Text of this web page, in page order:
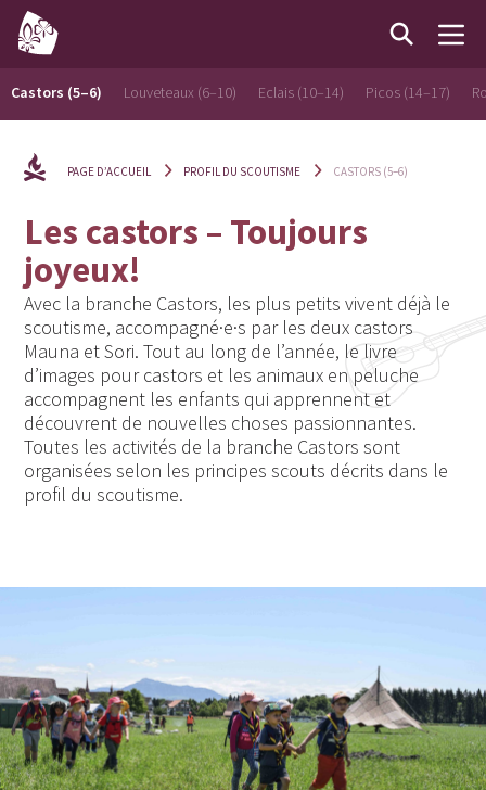
Castors (5–6) Louveteaux (6–10) Eclais (10–14) Picos (14–17)
PAGE D’ACCUEIL PROFIL DU SCOUTISME CASTORS (5–6)
Les castors – Toujours
joyeux!
Avec la branche Castors, les plus petits vivent déjà le
scoutisme, accompagné·e·s par les deux castors
Mauna et Sori. Tout au long de l’année, le livre
d’images pour castors et les animaux en peluche
accompagnent les enfants qui apprennent et
découvrent de nouvelles choses passionnantes.
Toutes les activités de la branche Castors sont
organisées selon les principes scouts décrits dans le
profil du scoutisme.